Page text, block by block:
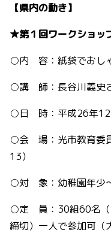
【県内の動き】
★第１回ワークショッ
○内 容：紙袋でおし
○講 師：長谷川義史
○日 時：平成26年
○会 場：光市教育委
13）
○対 象：幼稚園年少
○定 員：30組60名（
締切）一人で参加可（